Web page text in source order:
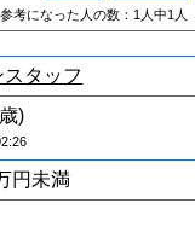
参考になった人の数：1人中1人
タッフ
)
円未満